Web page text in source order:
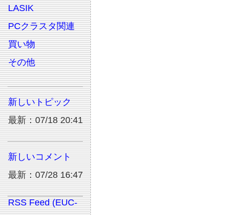
LASIK
PCクラスタ関連
買い物
その他
新しいトピック
最新：07/18 20:41
新しいコメント
最新：07/28 16:47
RSS Feed (EUC-